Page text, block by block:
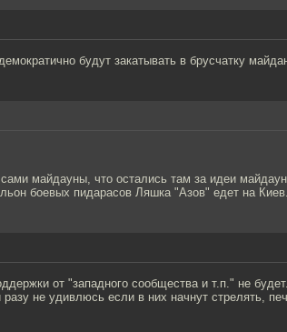
будут закатывать в брусчатку
майдауны, что остались там за идеи
боевых пидарасов Ляшка "Азов" едет на Киев.
от "западного сообщества и т.п." не
не удивлюсь если в них начнут стрелять,